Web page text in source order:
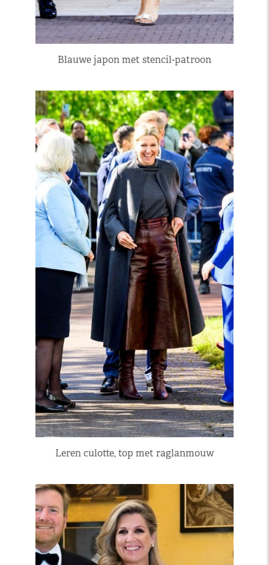
Blauwe japon met stencil-patroon
Leren culotte, top met raglanmouw